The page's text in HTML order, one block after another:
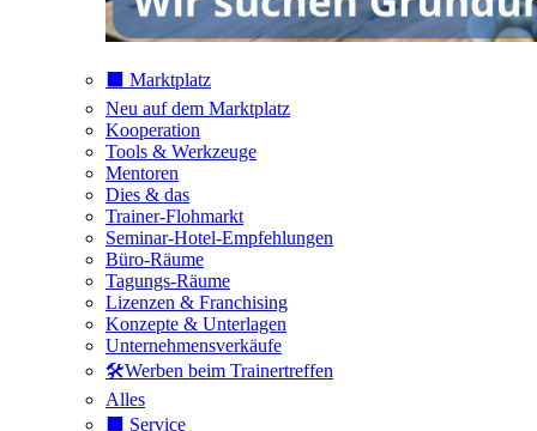
⬛️ Marktplatz
Neu auf dem Marktplatz
Kooperation
Tools & Werkzeuge
Mentoren
Dies & das
Trainer-Flohmarkt
Seminar-Hotel-Empfehlungen
Büro-Räume
Tagungs-Räume
Lizenzen & Franchising
Konzepte & Unterlagen
Unternehmensverkäufe
🛠️Werben beim Trainertreffen
Alles
⬛️ Service